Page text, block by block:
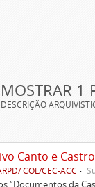
MOSTRAR 1
DESCRIÇÃO
Canto e Castro
COL/CEC-ACC
“Documentos da